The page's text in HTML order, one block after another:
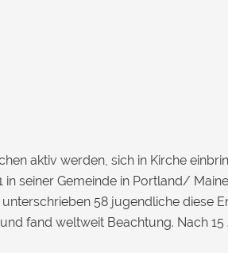
aktiv werden, sich in Kirche
in seiner Gemeinde in Portland/
58 jugendliche diese
fand weltweit Beachtung. Nach